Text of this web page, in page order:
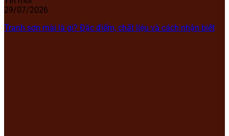
29/07/2026
Tranh sơn mài là gì? Đặc điểm, chất liệu và cách nhận biết